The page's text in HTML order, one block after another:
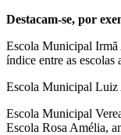
Destacam-se, por
Escola Municipal
índice entre as escolas
Escola Municipal Luiz
Escola Municipal
Escola Rosa Amélia,